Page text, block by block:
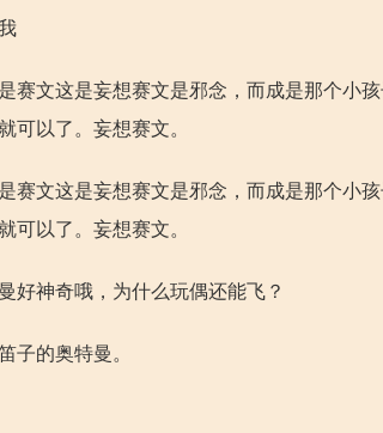
赛文这是妄想赛文是邪念，而成是那个小
可以了。妄想赛文。
赛文这是妄想赛文是邪念，而成是那个小
可以了。妄想赛文。
好神奇哦，为什么玩偶还能飞？
子的奥特曼。